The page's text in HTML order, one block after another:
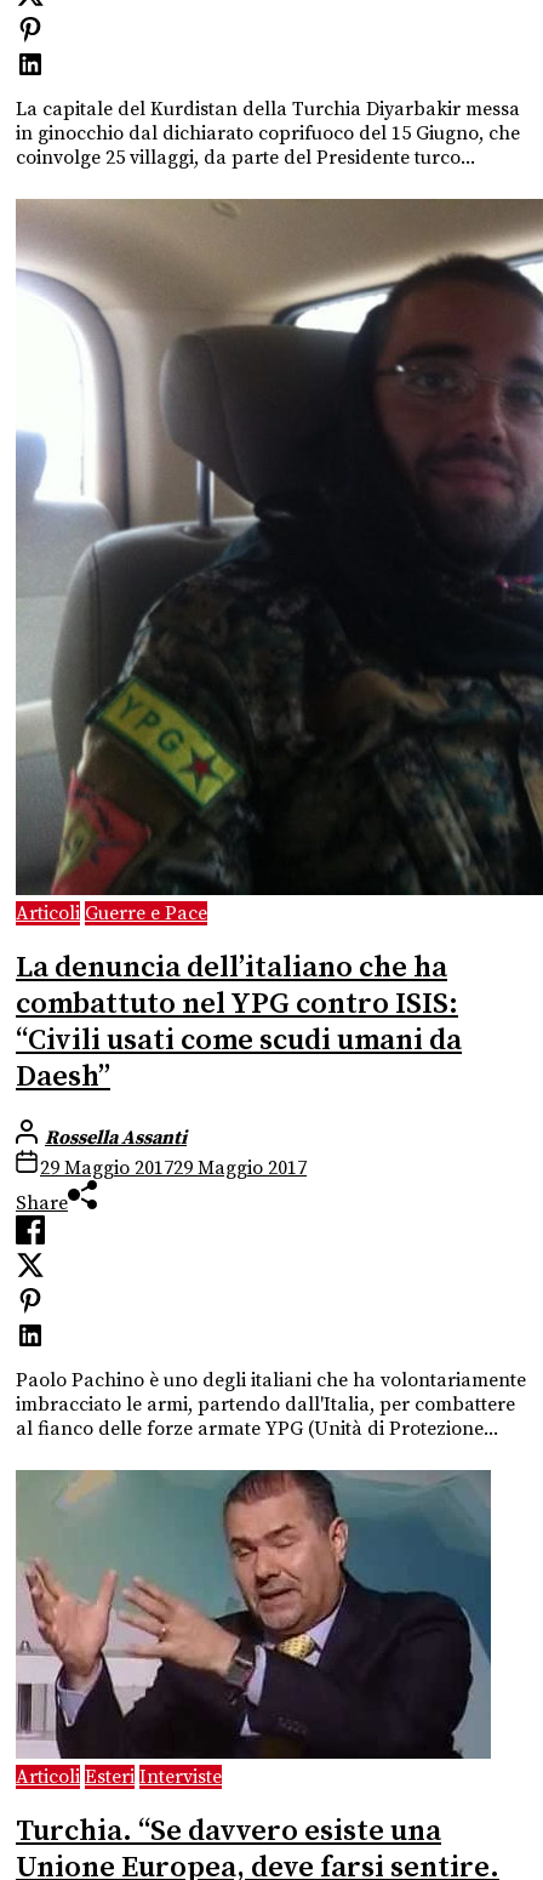
La capitale del Kurdistan della Turchia Diyarbakir messa
in ginocchio dal dichiarato coprifuoco del 15 Giugno, che
coinvolge 25 villaggi, da parte del Presidente turco...
Articoli Guerre e Pace
La denuncia dell’italiano che ha
combattuto nel YPG contro ISIS:
“Civili usati come scudi umani da
Daesh”
Rossella Assanti
29 Maggio 201729 Maggio 2017
Share
Paolo Pachino è uno degli italiani che ha volontariamente
imbracciato le armi, partendo dall'Italia, per combattere
al fianco delle forze armate YPG (Unità di Protezione...
Articoli Esteri Interviste
Turchia. “Se davvero esiste una
Unione Europea, deve farsi sentire.